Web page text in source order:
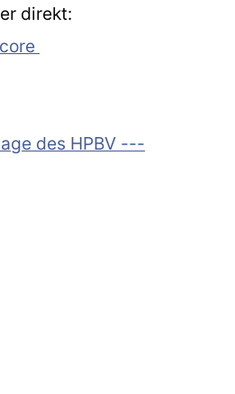
direkt:
des HPBV ---